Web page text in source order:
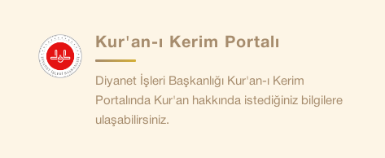
Kur'an-ı Kerim Portalı
Diyanet İşleri Başkanlığı Kur'an-ı Kerim
Portalında Kur'an hakkında istediğiniz bilgilere
ulaşabilirsiniz.